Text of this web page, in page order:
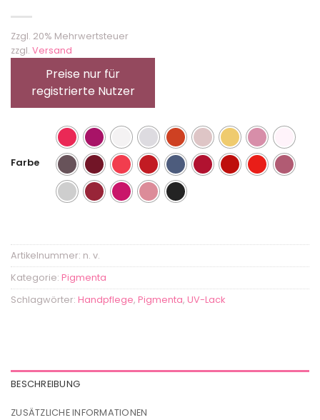
Zzgl. 20% Mehrwertsteuer
zzgl. Versand
Preise nur für
registrierte Nutzer
Farbe
Artikelnummer: n. v.
Kategorie: Pigmenta
Schlagwörter: Handpflege, Pigmenta, UV-Lack
BESCHREIBUNG
ZUSÄTZLICHE INFORMATIONEN